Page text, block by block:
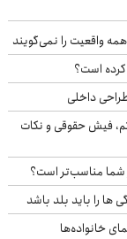
واقعیت را نمی‌گویند
داخلی
فیش حقوقی و نکات
شما مناسب‌تر است؟
ها را باید بلد باشد